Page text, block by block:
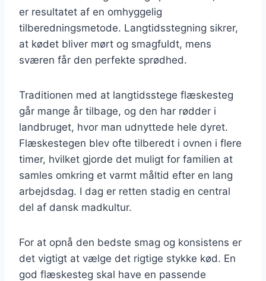
er resultatet af en omhyggelig
tilberedningsmetode. Langtidsstegning sikrer,
at kødet bliver mørt og smagfuldt, mens
sværen får den perfekte sprødhed.
Traditionen med at langtidsstege flæskesteg
går mange år tilbage, og den har rødder i
landbruget, hvor man udnyttede hele dyret.
Flæskestegen blev ofte tilberedt i ovnen i flere
timer, hvilket gjorde det muligt for familien at
samles omkring et varmt måltid efter en lang
arbejdsdag. I dag er retten stadig en central
del af dansk madkultur.
For at opnå den bedste smag og konsistens er
det vigtigt at vælge det rigtige stykke kød. En
god flæskesteg skal have en passende